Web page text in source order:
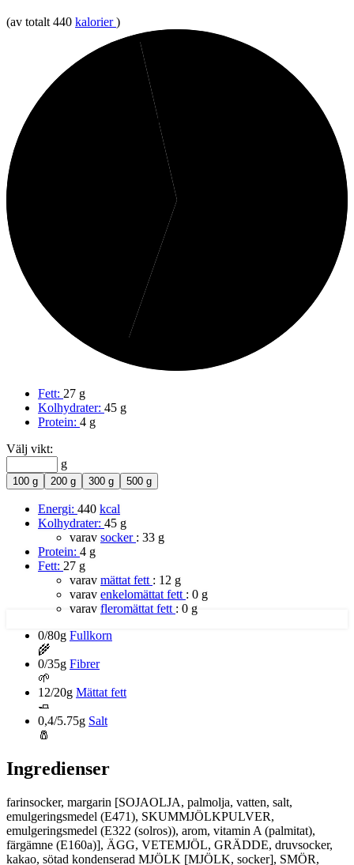
(av totalt 440 kalorier )
Protein
Fett: 27 g
Kolhydrater: 45 g
Protein: 4 g
Välj vikt:
g
100 g 200 g 300 g 500 g
Energi: 440 kcal
Kolhydrater: 45 g
varav socker : 33 g
Protein: 4 g
Fett: 27 g
varav mättat fett : 12 g
varav enkelomättat fett : 0 g
varav fleromättat fett : 0 g
0/80g Fullkorn
🌾
0/35g Fibrer
🌱
12/20g Mättat fett
🧈
0,4/5.75g Salt
🧂
Ingredienser
farinsocker, margarin [SOJAOLJA, palmolja, vatten, salt,
emulgeringsmedel (E471), SKUMMJÖLKPULVER,
emulgeringsmedel (E322 (solros)), arom, vitamin A (palmitat),
färgämne (E160a)], ÄGG, VETEMJÖL, GRÄDDE, druvsocker,
kakao, sötad kondenserad MJÖLK [MJÖLK, socker], SMÖR,